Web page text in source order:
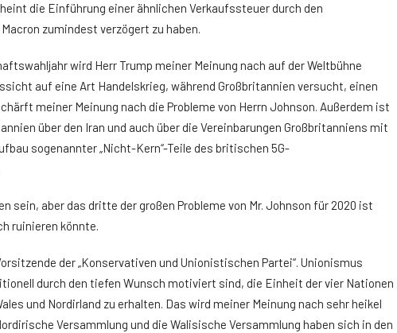
die Einführung einer ähnlichen Verkaufssteuer durch den
zumindest verzögert zu haben.
wird Herr Trump meiner Meinung nach auf der Weltbühne
auf eine Art Handelskrieg, während Großbritannien versucht, einen
meiner Meinung nach die Probleme von Herrn Johnson. Außerdem ist
über den Iran und auch über die Vereinbarungen Großbritanniens mit
sogenannter „Nicht-Kern“-Teile des britischen 5G-
sein, aber das dritte der großen Probleme von Mr. Johnson für 2020 ist
ruinieren könnte.
der „Konservativen und Unionistischen Partei“. Unionismus
durch den tiefen Wunsch motiviert sind, die Einheit der vier Nationen
und Nordirland zu erhalten. Das wird meiner Meinung nach sehr heikel
Versammlung und die Walisische Versammlung haben sich in den